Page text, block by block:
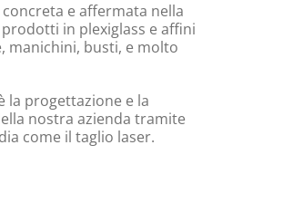
e affermata nella
in plexiglass e affini
manichini, busti, e molto
la progettazione e la
nostra azienda tramite
come il taglio laser.